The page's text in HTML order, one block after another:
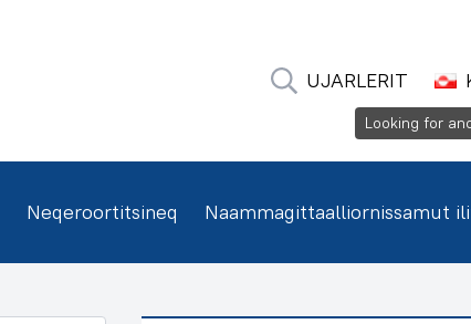
UJARLERIT
Neqeroortitsineq Naammagittaalliornissamut
Looking for